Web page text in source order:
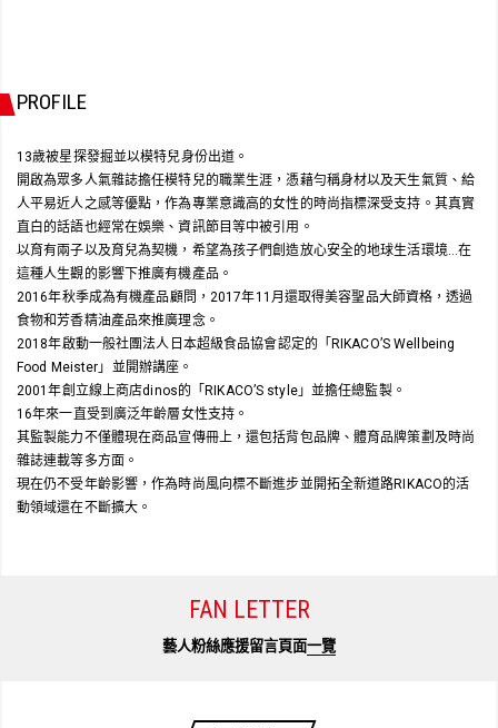
PROFILE
13歲被星探發掘並以模特兒身份出道。
開啟為眾多人氣雜誌擔任模特兒的職業生涯，憑藉勻稱身材以及天生氣質、給
人平易近人之感等優點，作為專業意識高的女性的時尚指標深受支持。其真實
直白的話語也經常在娛樂、資訊節目等中被引用。
以育有兩子以及育兒為契機，希望為孩子們創造放心安全的地球生活環境…在
這種人生觀的影響下推廣有機產品。
2016年秋季成為有機產品顧問，2017年11月還取得美容聖品大師資格，透過
食物和芳香精油產品來推廣理念。
2018年啟動一般社團法人日本超級食品協會認定的「RIKACO’S Wellbeing
Food Meister」並開辦講座。
2001年創立線上商店dinos的「RIKACO’S style」並擔任總監製。
16年來一直受到廣泛年齡層女性支持。
其監製能力不僅體現在商品宣傳冊上，還包括背包品牌、體育品牌策劃及時尚
雜誌連載等多方面。
現在仍不受年齡影響，作為時尚風向標不斷進步並開拓全新道路RIKACO的活
動領域還在不斷擴大。
FAN LETTER
藝人粉絲應援留言頁面一覽